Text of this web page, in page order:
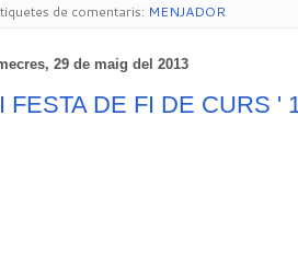
de comentaris: MENJADOR
29 de maig del 2013
FESTA DE FI DE CURS '